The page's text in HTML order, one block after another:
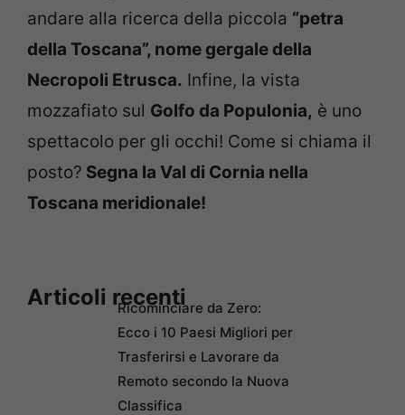
andare alla ricerca della piccola “petra
della Toscana”, nome gergale della
Necropoli Etrusca. Infine, la vista
mozzafiato sul Golfo da Populonia, è uno
spettacolo per gli occhi! Come si chiama il
posto? Segna la Val di Cornia nella
Toscana meridionale!
Articoli recentiRicominciare da Zero:
Ecco i 10 Paesi Migliori per
Trasferirsi e Lavorare da
Remoto secondo la Nuova
Classifica